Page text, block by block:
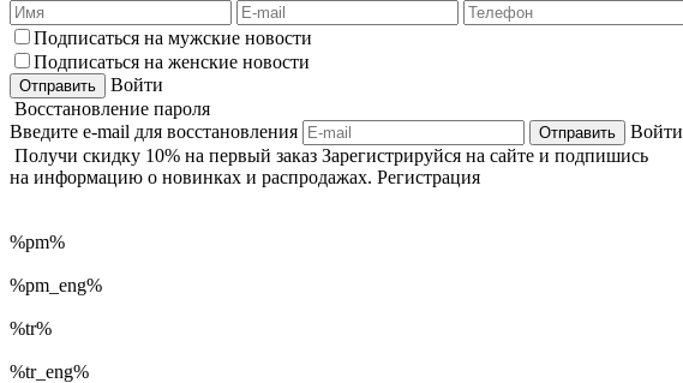
Подписаться на мужские новости
Подписаться на женские новости
Войти
Восстановление пароля
Введите e-mail для восстановления
Войти
Получи скидку 10% на первый заказ Зарегистрируйся на сайте и подпишись
на информацию о новинках и распродажах. Регистрация
%pm%
%pm_eng%
%tr%
%tr_eng%